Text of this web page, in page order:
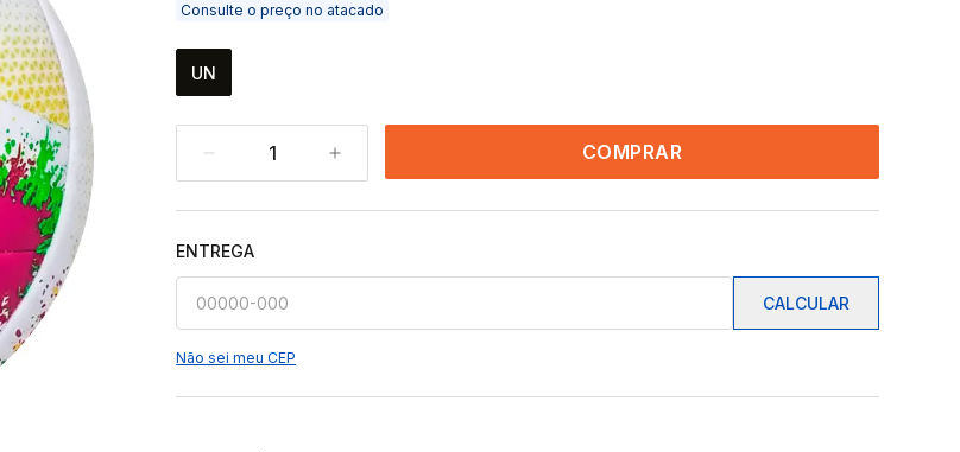
Consulte o preço no atacado
UN
1 COMPRAR
ENTREGA
CALCULAR
Não sei meu CEP